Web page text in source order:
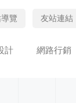
覽 友站連結
計 網路行銷